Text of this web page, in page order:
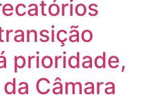
prioridade,
Câmara